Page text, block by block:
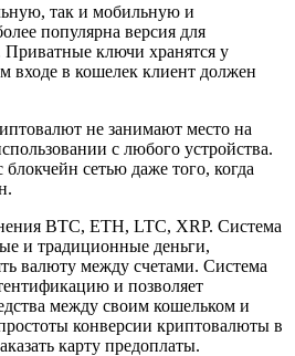
так и мобильную и
популярна версия для
ключи хранятся у
входе в кошелек клиент должен
не занимают место на
с любого устройства.
сетью даже того, когда
BTC, ETH, LTC, XRP. Система
и традиционные деньги,
валюту между счетами. Система
и позволяет
между своим кошельком и
конверсии криптовалюты в
карту предоплаты.